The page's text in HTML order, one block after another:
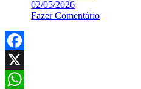
02/05/2026
Fazer Comentário
Facebook
X